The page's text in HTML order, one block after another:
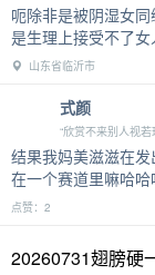
呃除非是被阴湿女
是生理上接受不了
山东省临沂市
式颜
“欣赏不来别人视
结果我妈美滋滋在
在一个赛道里嘛哈哈
点赞：2
20260731翅膀硬